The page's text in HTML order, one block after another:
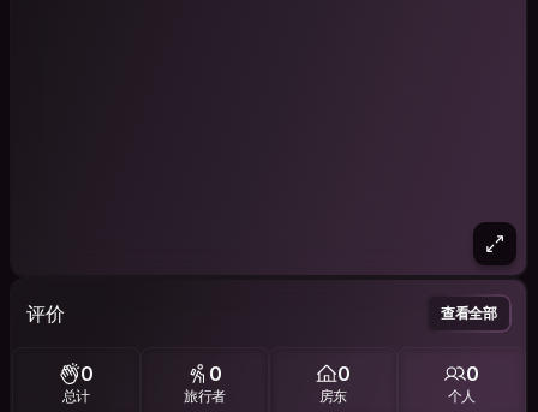
评价 查看全部
0
总计
0
旅行者
0
房东
0
个人